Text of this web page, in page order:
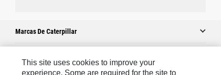
Marcas De Caterpillar
Caterpillar.com
This site uses cookies to improve your
experience. Some are required for the site to